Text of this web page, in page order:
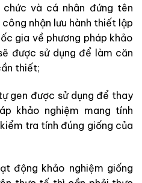
và cá nhân đứng tên
nhận lưu hành thiết lập
gia về phương pháp khảo
được sử dụng để làm căn
thiết;
gen được sử dụng để thay
khảo nghiệm mang tính
tra tính đúng giống của
động khảo nghiệm giống